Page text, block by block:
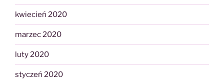
kwiecień 2020
marzec 2020
luty 2020
styczeń 2020